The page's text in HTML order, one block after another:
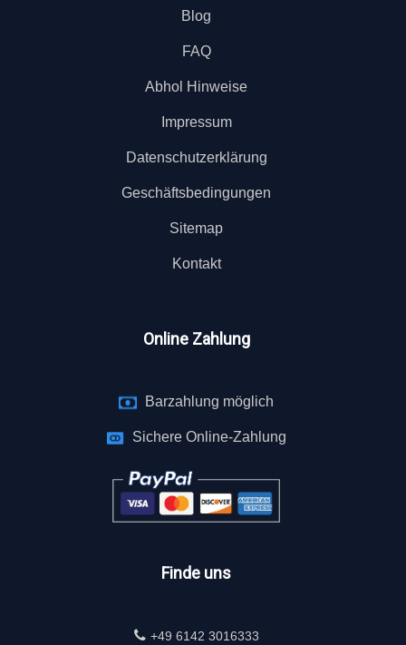
Blog
FAQ
Abhol Hinweise
Impressum
Datenschutzerklärung
Geschäftsbedingungen
Sitemap
Kontakt
Online Zahlung
Barzahlung möglich
Sichere Online-Zahlung
Finde uns
+49 6142 3016333